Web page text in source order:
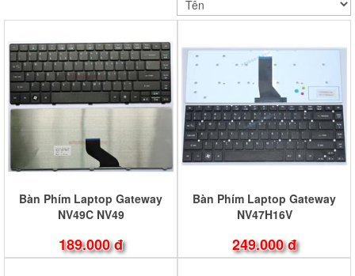
Bàn Phím Laptop Gateway
NV49C NV49
189.000 đ
Bàn Phím Laptop Gateway
NV47H16V
249.000 đ